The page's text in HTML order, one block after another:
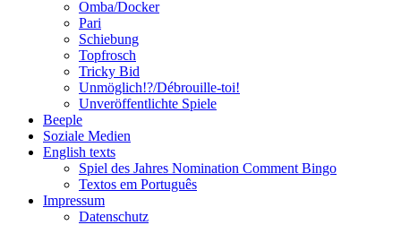
Omba/Docker
Pari
Schiebung
Topfrosch
Tricky Bid
Unmöglich!?/Débrouille-toi!
Unveröffentlichte Spiele
Beeple
Soziale Medien
English texts
Spiel des Jahres Nomination Comment Bingo
Textos em Português
Impressum
Datenschutz